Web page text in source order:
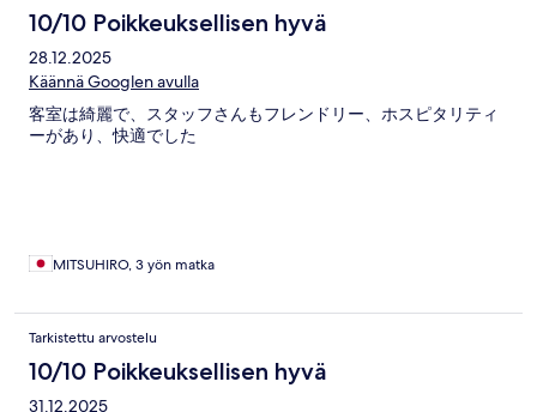
10/10 Poikkeuksellisen hyvä
28.12.2025
Käännä Googlen avulla
客室は綺麗で、スタッフさんもフレンドリー、ホスピタリティ
ーがあり、快適でした
MITSUHIRO, 3 yön matka
Tarkistettu arvostelu
10/10 Poikkeuksellisen hyvä
31.12.2025